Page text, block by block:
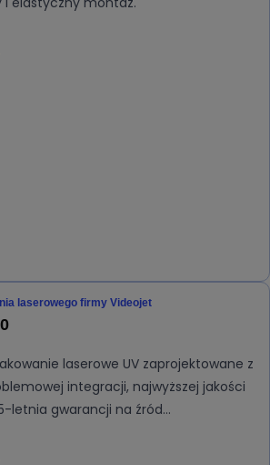
laserowego firmy Videojet
laserowe UV zaprojektowane z
integracji, najwyższej jakości
letnia gwarancji na źród…